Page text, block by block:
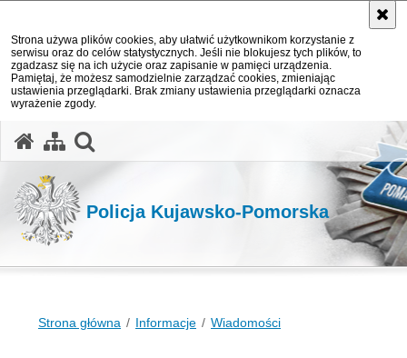
Strona używa plików cookies, aby ułatwić użytkownikom korzystanie z
serwisu oraz do celów statystycznych. Jeśli nie blokujesz tych plików, to
zgadzasz się na ich użycie oraz zapisanie w pamięci urządzenia.
Pamiętaj, że możesz samodzielnie zarządzać cookies, zmieniając
ustawienia przeglądarki. Brak zmiany ustawienia przeglądarki oznacza
wyrażenie zgody.
Policja Kujawsko-Pomorska
Strona główna Informacje Wiadomości